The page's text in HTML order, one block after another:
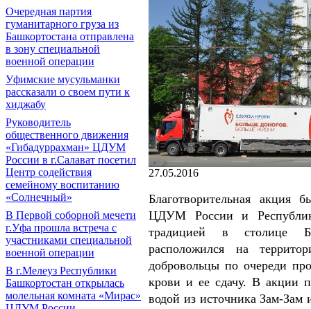
Очередная партия
гуманитарного груза из
Башкортостана отправлена
в зону специальной
военной операции
Уфимские мусульманки
рассказали о своем пути к
хиджабу
Руководитель
общественного движения
«Гибадуррахман» ЦДУМ
России в г.Салават посетил
Центр содействия
семейному воспитанию
«Солнечный»
В Первой соборной мечети
г.Уфа прошла встреча с
участниками специальной
военной операции
В г.Мелеуз Республики
Башкортостан открылась
молельная комната «Мирас»
27.05.2016
Благотворительная акция
ЦДУМ России и
традицией в столице
расположился на
добровольцы по очереди
крови и ее сдачу. В акции
водой из источника Зам-